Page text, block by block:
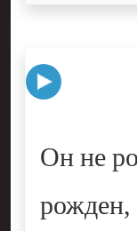
Он не
рожден,